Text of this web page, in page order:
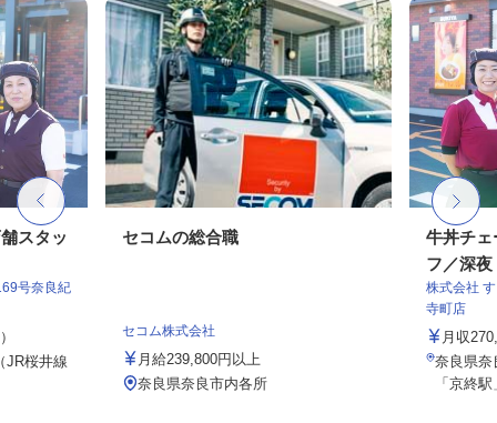
スタッ
号奈良紀
JR桜井線
セコムの総合職
セコム株式会社
月給239,800円以上
奈良県奈良市内各所
牛丼チェ
フ／深夜
株式会社
寺町店
月収
奈良県奈
「京終